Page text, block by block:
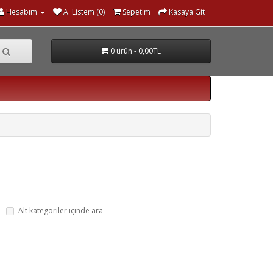
Hesabım A. Listem (0) Sepetim Kasaya Git
0 ürün - 0,00TL
Alt kategoriler içinde ara